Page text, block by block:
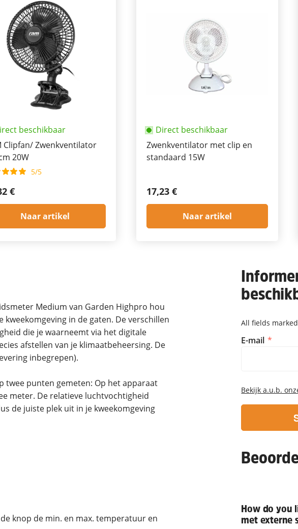
beschikbaar
Clipfan/ Zwenkventilator
20W
5/5
€
Naar artikel
Direct beschikbaar
Zwenkventilator met clip en
standaard 15W
17,23 €
Naar artikel
Medium van Garden Highpro hou
in de gaten. De verschillen
die je waarneemt via het digitale
afstellen van je klimaatbeheersing. De
inbegrepen).
twee punten gemeten: Op het apparaat
meter. De relatieve luchtvochtigheid
de juiste plek uit in je kweekomgeving
knop de min. en max. temperatuur en
All fields
E-mail
Bekijk a.u.b.
How do you
met externe